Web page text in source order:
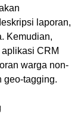
laporan,
Kemudian,
CRM
warga non-
geo-tagging.